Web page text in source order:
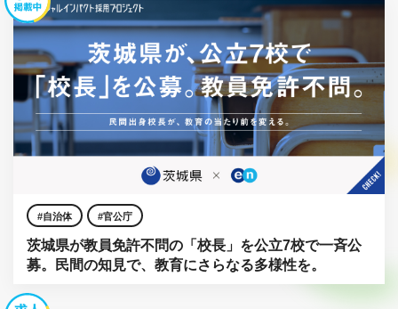
自治体 官公庁
茨城県が教員免許不問の「校長」を公立7校で一斉公
募。民間の知見で、教育にさらなる多様性を。